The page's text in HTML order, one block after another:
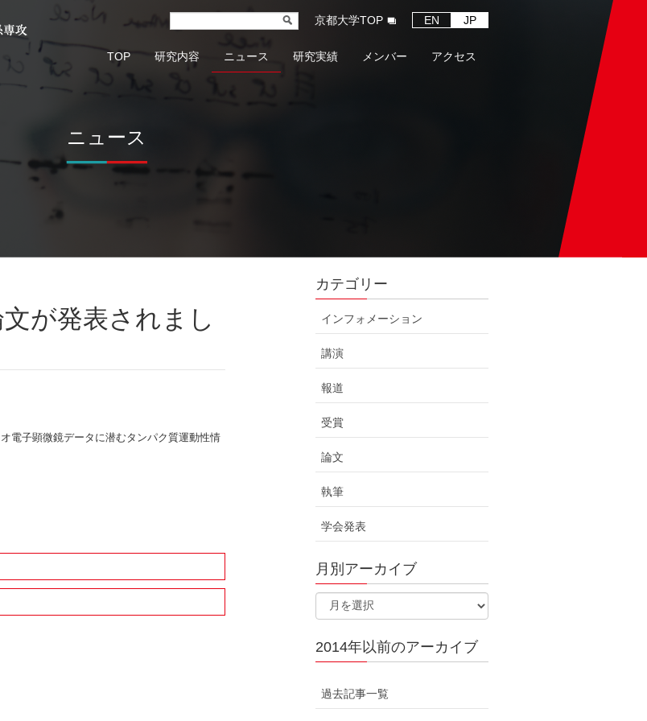
京都大学TOP EN JP
TOP 研究内容 ニュース 研究実績 メンバー アクセス
ニュース
電子顕微鏡データに潜むタンパク質運動性情
カテゴリー
インフォメーション
講演
報道
受賞
論文
執筆
学会発表
月別アーカイブ
2014年以前のアーカイブ
過去記事一覧